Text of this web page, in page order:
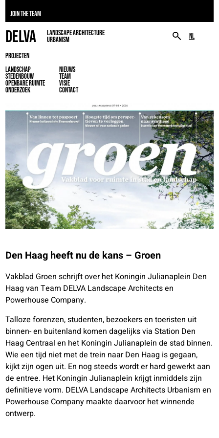
JOIN THE TEAM
NL
DELVA
LANDSCAPE ARCHITECTURE
URBANISM
PROJECTEN
LANDSCHAP
STEDENBOUW
OPENBARE RUIMTE
ONDERZOEK
NIEUWS
TEAM
VISIE
CONTACT
Den Haag heeft nu de kans – Groen
Vakblad Groen schrijft over het Koningin Julianaplein Den
Haag van Team DELVA Landscape Architects en
Powerhouse Company.
Talloze forenzen, studenten, bezoekers en toeristen uit
binnen- en buitenland komen dagelijks via Station Den
Haag Centraal en het Koningin Julianaplein de stad binnen.
Wie een tijd niet met de trein naar Den Haag is gegaan,
kijkt zijn ogen uit. En nog steeds wordt er hard gewerkt aan
de entree. Het Koningin Julianaplein krijgt inmiddels zijn
definitieve vorm. DELVA Landscape Architects Urbanism en
Powerhouse Company maakte daarvoor het winnende
ontwerp.